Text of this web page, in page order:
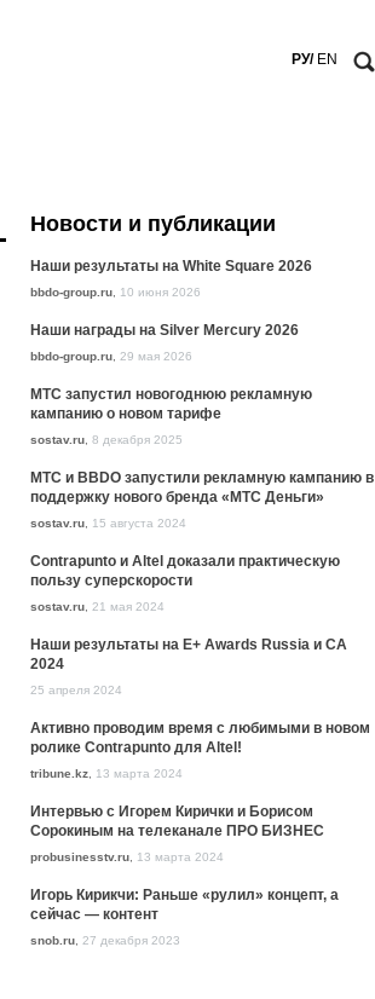
РУ/ EN
Новости и публикации
Наши результаты на White Square 2026
bbdo-group.ru 10 июня 2026
Наши награды на Silver Mercury 2026
bbdo-group.ru 29 мая 2026
МТС запустил новогоднюю рекламную
кампанию о новом тарифе
sostav.ru 8 декабря 2025
МТС и BBDO запустили рекламную кампанию в
поддержку нового бренда «МТС Деньги»
sostav.ru 15 августа 2024
Contrapunto и Altel доказали практическую
пользу суперскорости
sostav.ru 21 мая 2024
Наши результаты на E+ Awards Russia и CA
2024
25 апреля 2024
Активно проводим время с любимыми в новом
ролике Contrapunto для Altel!
tribune.kz 13 марта 2024
Интервью с Игорем Кирички и Борисом
Сорокиным на телеканале ПРО БИЗНЕС
probusinesstv.ru 13 марта 2024
Игорь Кирикчи: Раньше «рулил» концепт, а
сейчас — контент
snob.ru 27 декабря 2023